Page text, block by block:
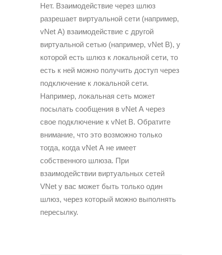
Нет. Взаимодействие через шлюз
разрешает виртуаль­ной сети (например,
vNet А) взаимодействие с другой
виртуальной сетью (например, vNet В), у
которой есть шлюз к локальной сети, то
есть к ней можно полу­чить доступ через
подключение к локальной сети.
Например, локальная сеть может
посылать сообщения в vNet А через
свое подключение к vNet В. Обратите
внимание, что это возможно только
тогда, когда vNet А не имеет
собственного шлюза. При
взаимодействии виртуальных сетей
VNet у вас может быть только один
шлюз, через который можно выполнять
пересылку.